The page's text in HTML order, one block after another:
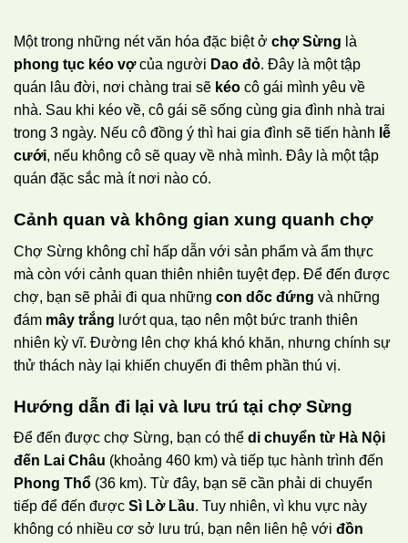
Một trong những nét văn hóa đặc biệt ở chợ Sừng là
phong tục kéo vợcủa người Dao đỏ. Đây là một tập
quán lâu đời, nơi chàng trai sẽ kéo cô gái mình yêu về
nhà. Sau khi kéo về, cô gái sẽ sống cùng gia đình nhà trai
trong 3 ngày. Nếu cô đồng ý thì hai gia đình sẽ tiến hành lễ
cưới, nếu không cô sẽ quay về nhà mình. Đây là một tập
quán đặc sắc mà ít nơi nào có.
Cảnh quan và không gian xung quanh chợ
Chợ Sừng không chỉ hấp dẫn với sản phẩm và ẩm thực
mà còn với cảnh quan thiên nhiên tuyệt đẹp. Để đến được
chợ, bạn sẽ phải đi qua những con dốc đứng và những
đám mây trắng lướt qua, tạo nên một bức tranh thiên
nhiên kỳ vĩ. Đường lên chợ khá khó khăn, nhưng chính sự
thử thách này lại khiến chuyến đi thêm phần thú vị.
Hướng dẫn đi lại và lưu trú tại chợ Sừng
Để đến được chợ Sừng, bạn có thể di chuyển từ Hà Nội
đến Lai Châu (khoảng 460 km) và tiếp tục hành trình đến
Phong Thổ (36 km). Từ đây, bạn sẽ cần phải di chuyển
tiếp để đến được Sì Lờ Lầu. Tuy nhiên, vì khu vực này
không có nhiều cơ sở lưu trú, bạn nên liên hệ với đồn